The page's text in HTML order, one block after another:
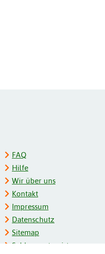
FAQ
Hilfe
Wir über uns
Kontakt
Impressum
Datenschutz
Sitemap
Schlagwortregister